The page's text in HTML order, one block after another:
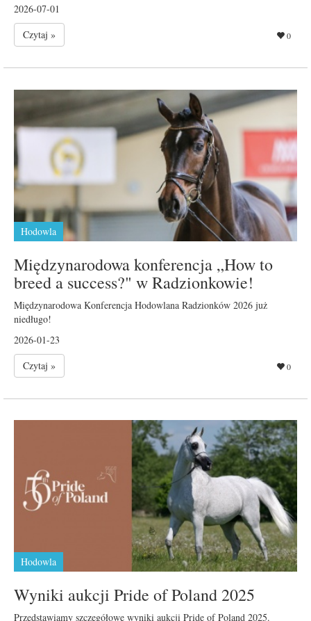
2026-07-01
Czytaj »
0
Hodowla
Międzynarodowa konferencja „How to
breed a success?" w Radzionkowie!
Międzynarodowa Konferencja Hodowlana Radzionków 2026 już
niedługo!
2026-01-23
Czytaj »
0
Hodowla
Wyniki aukcji Pride of Poland 2025
Przedstawiamy szczegółowe wyniki aukcji Pride of Poland 2025.